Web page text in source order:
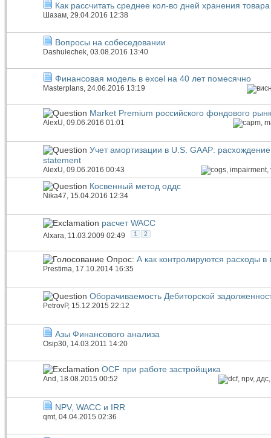
Как рассчитать среднее кол-во дней хранения
Шазам, 29.04.2016 12:38
Вопросы на собеседовании
Dashulechek , 03.08.2016 13:40
Финансовая модель в excel на 40 лет помесячно
Masterplans, 24.06.2016 13:19
Market Premium российского фондового
AlexU, 09.06.2016 01:01
Учет амортизации в U.S. GAAP:
statement
AlexU, 09.06.2016 00:43
Косвенный метод оддс
Nika47, 15.04.2016 12:34
расчет WACC
Alxara, 11.03.2009 02:49 1 2
Опрос: А как контролируются расходы
Prestima, 17.10.2014 16:35
Оборачиваемость Дебиторской
PetrovP, 15.12.2015 22:12
Азы Финансового анализа
Osip30, 14.03.2011 14:20
OCF при работе застройщика
And , 18.08.2015 00:52
NPV, WACC и IRR
qmt, 04.04.2015 02:36